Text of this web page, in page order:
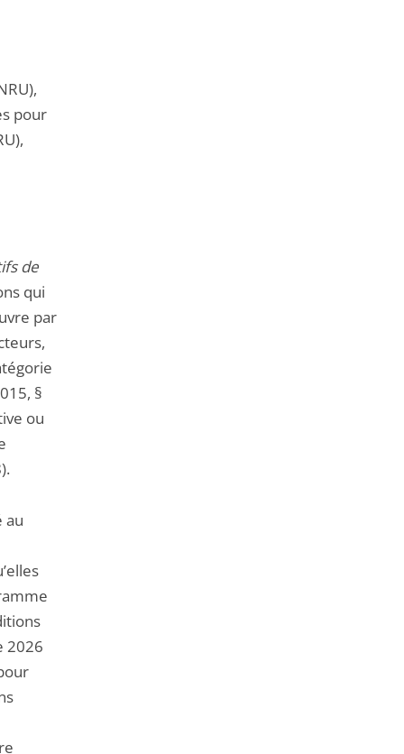
pour
de
qui
par
§
ou
au
2026